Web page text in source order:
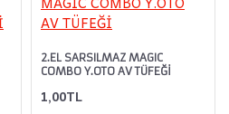
2.EL SARSILMAZ MAGIC
COMBO Y.OTO AV TÜFEĞİ
1,00TL